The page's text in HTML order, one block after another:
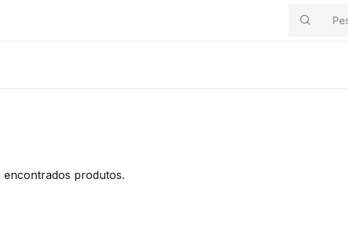
Search
encontrados produtos.